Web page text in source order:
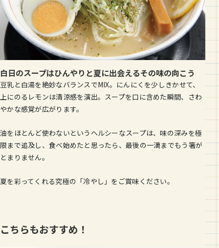
白日のスープはひんやりと夏に出会えるその味の向こう
豆乳と白湯を絶妙なバランスでMIX。にんにくを少しきかせて、
上にのるレモンは清涼感を演出。スープを口に含めた瞬間、さわ
やかな感覚が広がります。
油をほとんど使わないというヘルシーなスープは、味の深みを極
限まで追及し、食べ始めたと思ったら、最後の一滴までもう箸が
とまりません。
夏を彩ってくれる究極の「冷やし」をご賞味ください。
こちらもおすすめ！